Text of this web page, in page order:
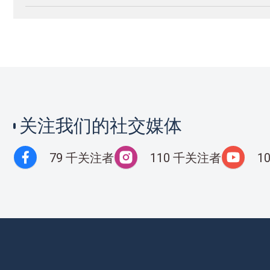
关注我们的社交媒体
79 千关注者 110 千关注者